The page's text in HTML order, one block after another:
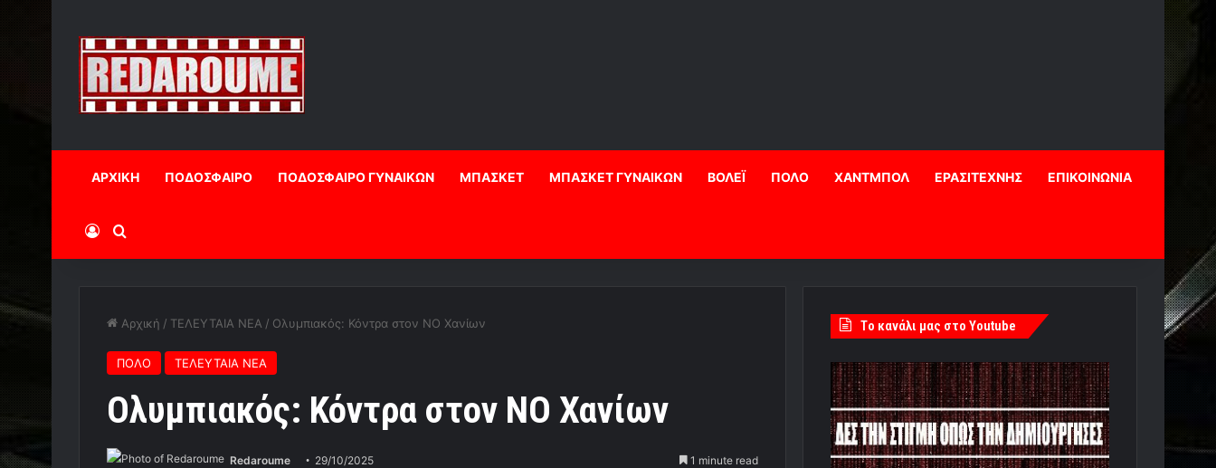
ΑΡΧΙΚΗ ΠΟΔΟΣΦΑΙΡΟ ΠΟΔΟΣΦΑΙΡΟ ΓΥΝΑΙΚΩΝ ΜΠΑΣΚΕΤ ΜΠΑΣΚΕΤ ΓΥΝΑΙΚΩΝ ΒΟΛΕΪ ΠΟΛΟ ΧΑΝΤΜΠΟΛ ΕΡΑΣΙΤΕΧΝΗΣ ΕΠΙΚΟΙΝΩΝΙΑ
Log InΑναζήτηση
Αρχική / ΤΕΛΕΥΤΑΙΑ ΝΕΑ / Ολυμπιακός: Κόντρα στον ΝΟ Χανίων
ΠΟΛΟ ΤΕΛΕΥΤΑΙΑ ΝΕΑ
Ολυμπιακός: Κόντρα στον ΝΟ Χανίων
Redaroume 29/10/2025 1 minute read
Tο κανάλι μας στο Youtube